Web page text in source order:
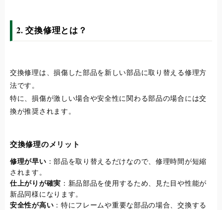
2. 交換修理とは？
交換修理は、損傷した部品を新しい部品に取り替える修理方
法です。
特に、損傷が激しい場合や安全性に関わる部品の場合には交
換が推奨されます。
交換修理のメリット
修理が早い ：部品を取り替えるだけなので、修理時間が短縮
されます。
仕上がりが確実 ：新品部品を使用するため、見た目や性能が
新品同様になります。
安全性が高い ：特にフレームや重要な部品の場合、交換する